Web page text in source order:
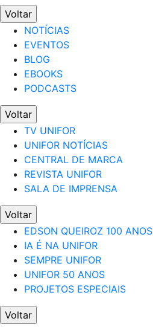
Voltar
NOTÍCIAS
EVENTOS
BLOG
EBOOKS
PODCASTS
Voltar
TV UNIFOR
UNIFOR NOTÍCIAS
CENTRAL DE MARCA
REVISTA UNIFOR
SALA DE IMPRENSA
Voltar
EDSON QUEIROZ 100 ANOS
IA É NA UNIFOR
SEMPRE UNIFOR
UNIFOR 50 ANOS
PROJETOS ESPECIAIS
Voltar